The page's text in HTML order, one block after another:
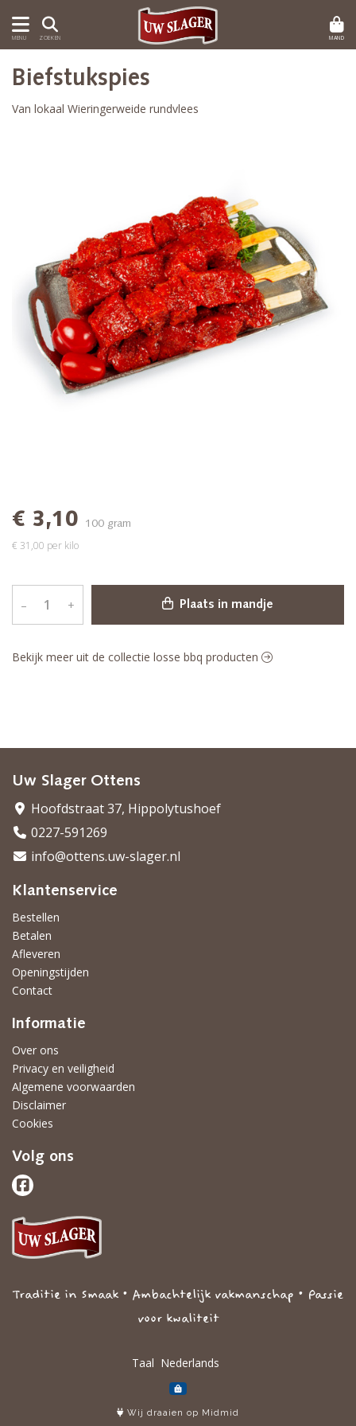
MENU ZOEKEN MAND
Biefstukspies
Van lokaal Wieringerweide rundvlees
€ 3,10 100 gram
€ 31,00 per kilo
– + Plaats in mandje
Bekijk meer uit de collectie losse bbq producten
Uw Slager Ottens
Hoofdstraat 37, Hippolytushoef
0227-591269
info@ottens.uw-slager.nl
Klantenservice
Bestellen
Betalen
Afleveren
Openingstijden
Contact
Informatie
Over ons
Privacy en veiligheid
Algemene voorwaarden
Disclaimer
Cookies
Volg ons
Traditie in Smaak • Ambachtelijk vakmanschap • Passie
voor kwaliteit
Taal
Wij draaien op Midmid